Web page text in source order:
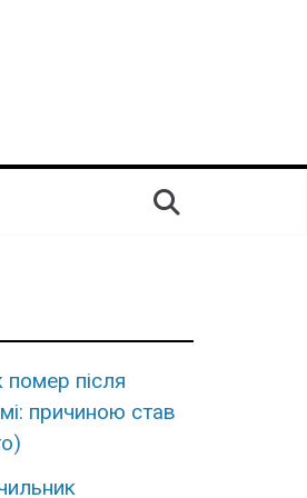
помер після
причиною став